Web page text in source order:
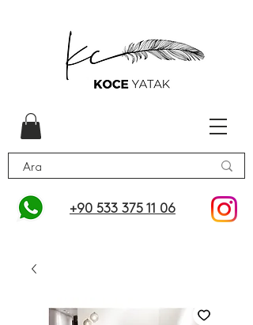
+90 533 375 11 06